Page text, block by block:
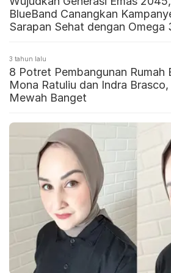
BlueBand Canangkan
Sarapan Sehat dengan Omega
3 tahun lalu
8 Potret Pembangunan Rumah
Mona Ratuliu dan Indra Brasco,
Mewah Banget